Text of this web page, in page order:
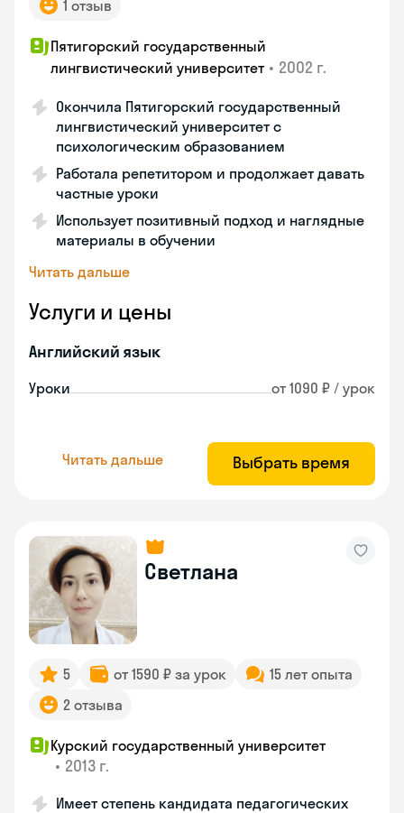
1 отзыв
Пятигорский государственный
лингвистический университет • 2002 г.
Окончила Пятигорский государственный
лингвистический университет с
психологическим образованием
Работала репетитором и продолжает давать
частные уроки
Использует позитивный подход и наглядные
материалы в обучении
Читать дальше
Услуги и цены
Английский язык
Уроки от 1090 ₽ / урок
Читать дальше Выбрать время
Светлана
5 от 1590 ₽ за урок
15 лет опыта
2 отзыва
Курский государственный университет
• 2013 г.
Имеет степень кандидата педагогических